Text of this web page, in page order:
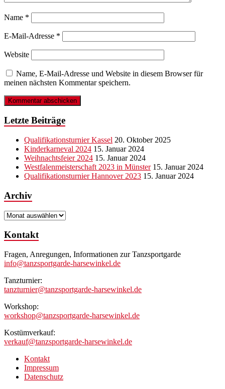
Name *
E-Mail-Adresse *
Website
Name, E-Mail-Adresse und Website in diesem Browser für
meinen nächsten Kommentar speichern.
Letzte Beiträge
Qualifikationsturnier Kassel 20. Oktober 2025
Kinderkarneval 2024 15. Januar 2024
Weihnachtsfeier 2024 15. Januar 2024
Westfalenmeisterschaft 2023 in Münster 15. Januar 2024
Qualifikationsturnier Hannover 2023 15. Januar 2024
Archiv
Archiv
Kontakt
Fragen, Anregungen, Informationen zur Tanzsportgarde
info@tanzsportgarde-harsewinkel.de
Tanzturnier:
tanzturnier@tanzsportgarde-harsewinkel.de
Workshop:
workshop@tanzsportgarde-harsewinkel.de
Kostümverkauf:
verkauf@tanzsportgarde-harsewinkel.de
Kontakt
Impressum
Datenschutz